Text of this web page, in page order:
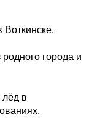
города и
лёд в